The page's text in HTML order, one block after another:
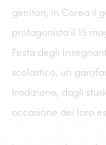
genitori, in Corea il
protagonista il 15
Festa degli
scolastico, un
tradizione, dagli
occasione dei loro